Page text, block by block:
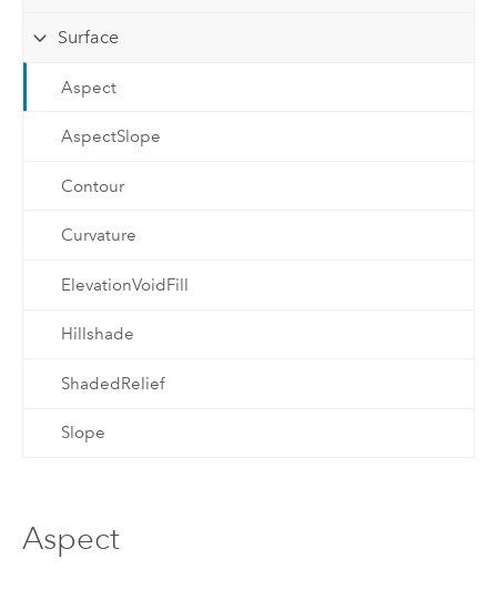
Surface
Aspect
AspectSlope
Contour
Curvature
ElevationVoidFill
Hillshade
ShadedRelief
Slope
Aspect